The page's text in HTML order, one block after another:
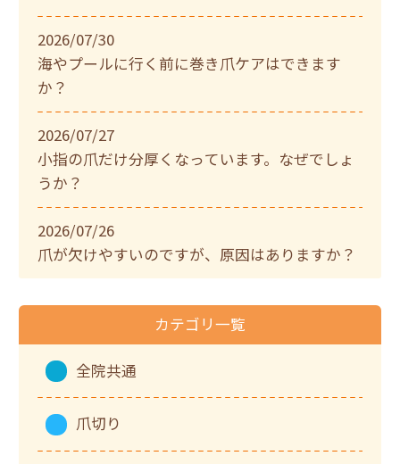
2026/07/30
海やプールに行く前に巻き爪ケアはできます
か？
2026/07/27
小指の爪だけ分厚くなっています。なぜでしょ
うか？
2026/07/26
爪が欠けやすいのですが、原因はありますか？
カテゴリ一覧
全院共通
爪切り